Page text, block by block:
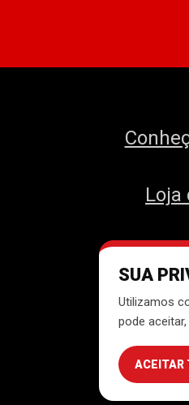
SUA
Utilizamos
pode
ACEITAR
Loja